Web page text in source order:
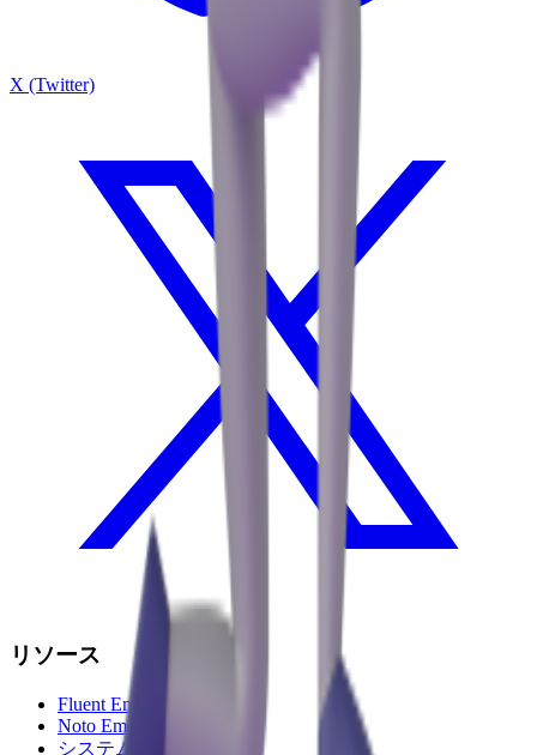
X (Twitter)
リソース
Fluent Emoji
Noto Emoji
システム絵文字